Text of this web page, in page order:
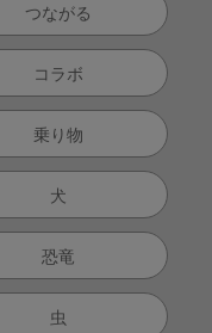
つながる
コラボ
乗り物
犬
恐竜
虫